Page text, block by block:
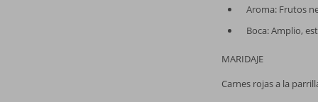
Aroma: Frutos
Boca: Amplio,
MARIDAJE
Carnes rojas a la